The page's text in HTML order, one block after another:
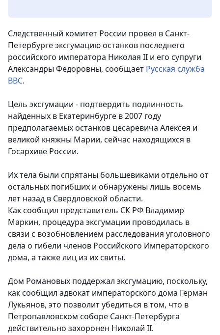
Следственный комитет России провел в Санкт-
Петербурге эксгумацию останков последнего
российского императора Николая II и его супруги
Александры Федоровны, сообщает Русская служба
ВВС.
Цель эксгумации - подтвердить подлинность
найденных в Екатеринбурге в 2007 году
предполагаемых останков цесаревича Алексея и
великой княжны Марии, сейчас находящихся в
Госархиве России.
Их тела были спрятаны большевиками отдельно от
остальных погибших и обнаружены лишь восемь
лет назад в Свердловской области.
Как сообщил представитель СК РФ Владимир
Маркин, процедура эксгумации проводилась в
связи с возобновлением расследования уголовного
дела о гибели членов Российского Императорского
дома, а также лиц из их свиты.
Дом Романовых поддержал эксгумацию, поскольку,
как сообщил адвокат императорского дома Герман
Лукьянов, это позволит убедиться в том, что в
Петропавловском соборе Санкт-Петербурга
действительно захоронен Николай II.